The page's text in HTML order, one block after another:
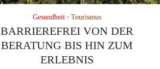
Gesundheit • Tourismus
BARRIEREFREI VON DER
BERATUNG BIS HIN ZUM
ERLEBNIS